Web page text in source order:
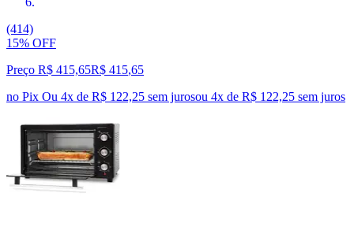
(414)
15% OFF
Preço R$ 415,65R$ 415,65
no Pix Ou 4x de R$ 122,25 sem jurosou 4x de R$ 122,25 sem juros